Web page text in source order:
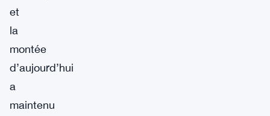
et
la
montée
d’aujourd’hui
a
maintenu